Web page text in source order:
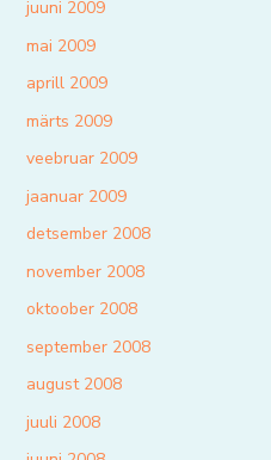
juuni 2009
mai 2009
aprill 2009
märts 2009
veebruar 2009
jaanuar 2009
detsember 2008
november 2008
oktoober 2008
september 2008
august 2008
juuli 2008